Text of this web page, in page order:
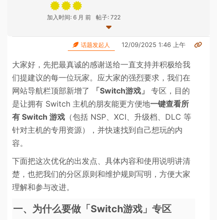
加入时间: 6 月 前 帖子: 722
话题发起人 12/09/2025 1:46 上午
大家好，先把最真诚的感谢送给一直支持并积极给我
们提建议的每一位玩家。应大家的强烈要求，我们在
网站导航栏顶部新增了
「Switch游戏」
专区，目的
是让拥有 Switch 主机的朋友能更方便地一键查看所
有 Switch 游戏 （包括 NSP、XCI、升级档、DLC 等
针对主机的专用资源），并快速找到自己想玩的内
容。
下面把这次优化的出发点、具体内容和使用说明讲清
楚，也把我们的分区原则和维护规则写明，方便大家
理解和参与改进。
一、为什么要做「Switch游戏」专区